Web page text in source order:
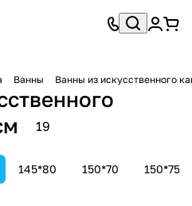
Ванны Ванны из искусственного
19
145*80 150*70 150*75